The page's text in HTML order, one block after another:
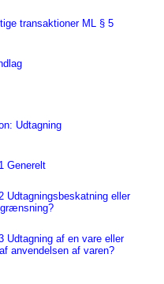
transaktioner ML § 5
Udtagning
Generelt
Udtagningsbeskatning eller
Udtagning af en vare eller
anvendelsen af varen?